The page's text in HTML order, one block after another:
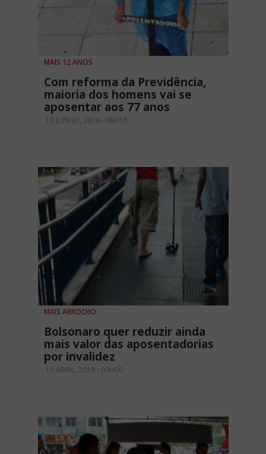
MAIS 12 ANOS
Com reforma da Previdência,
maioria dos homens vai se
aposentar aos 77 anos
19 JUNHO, 2019 - 09H15
MAIS ARROCHO
Bolsonaro quer reduzir ainda
mais valor das aposentadorias
por invalidez
10 ABRIL, 2019 - 09H00